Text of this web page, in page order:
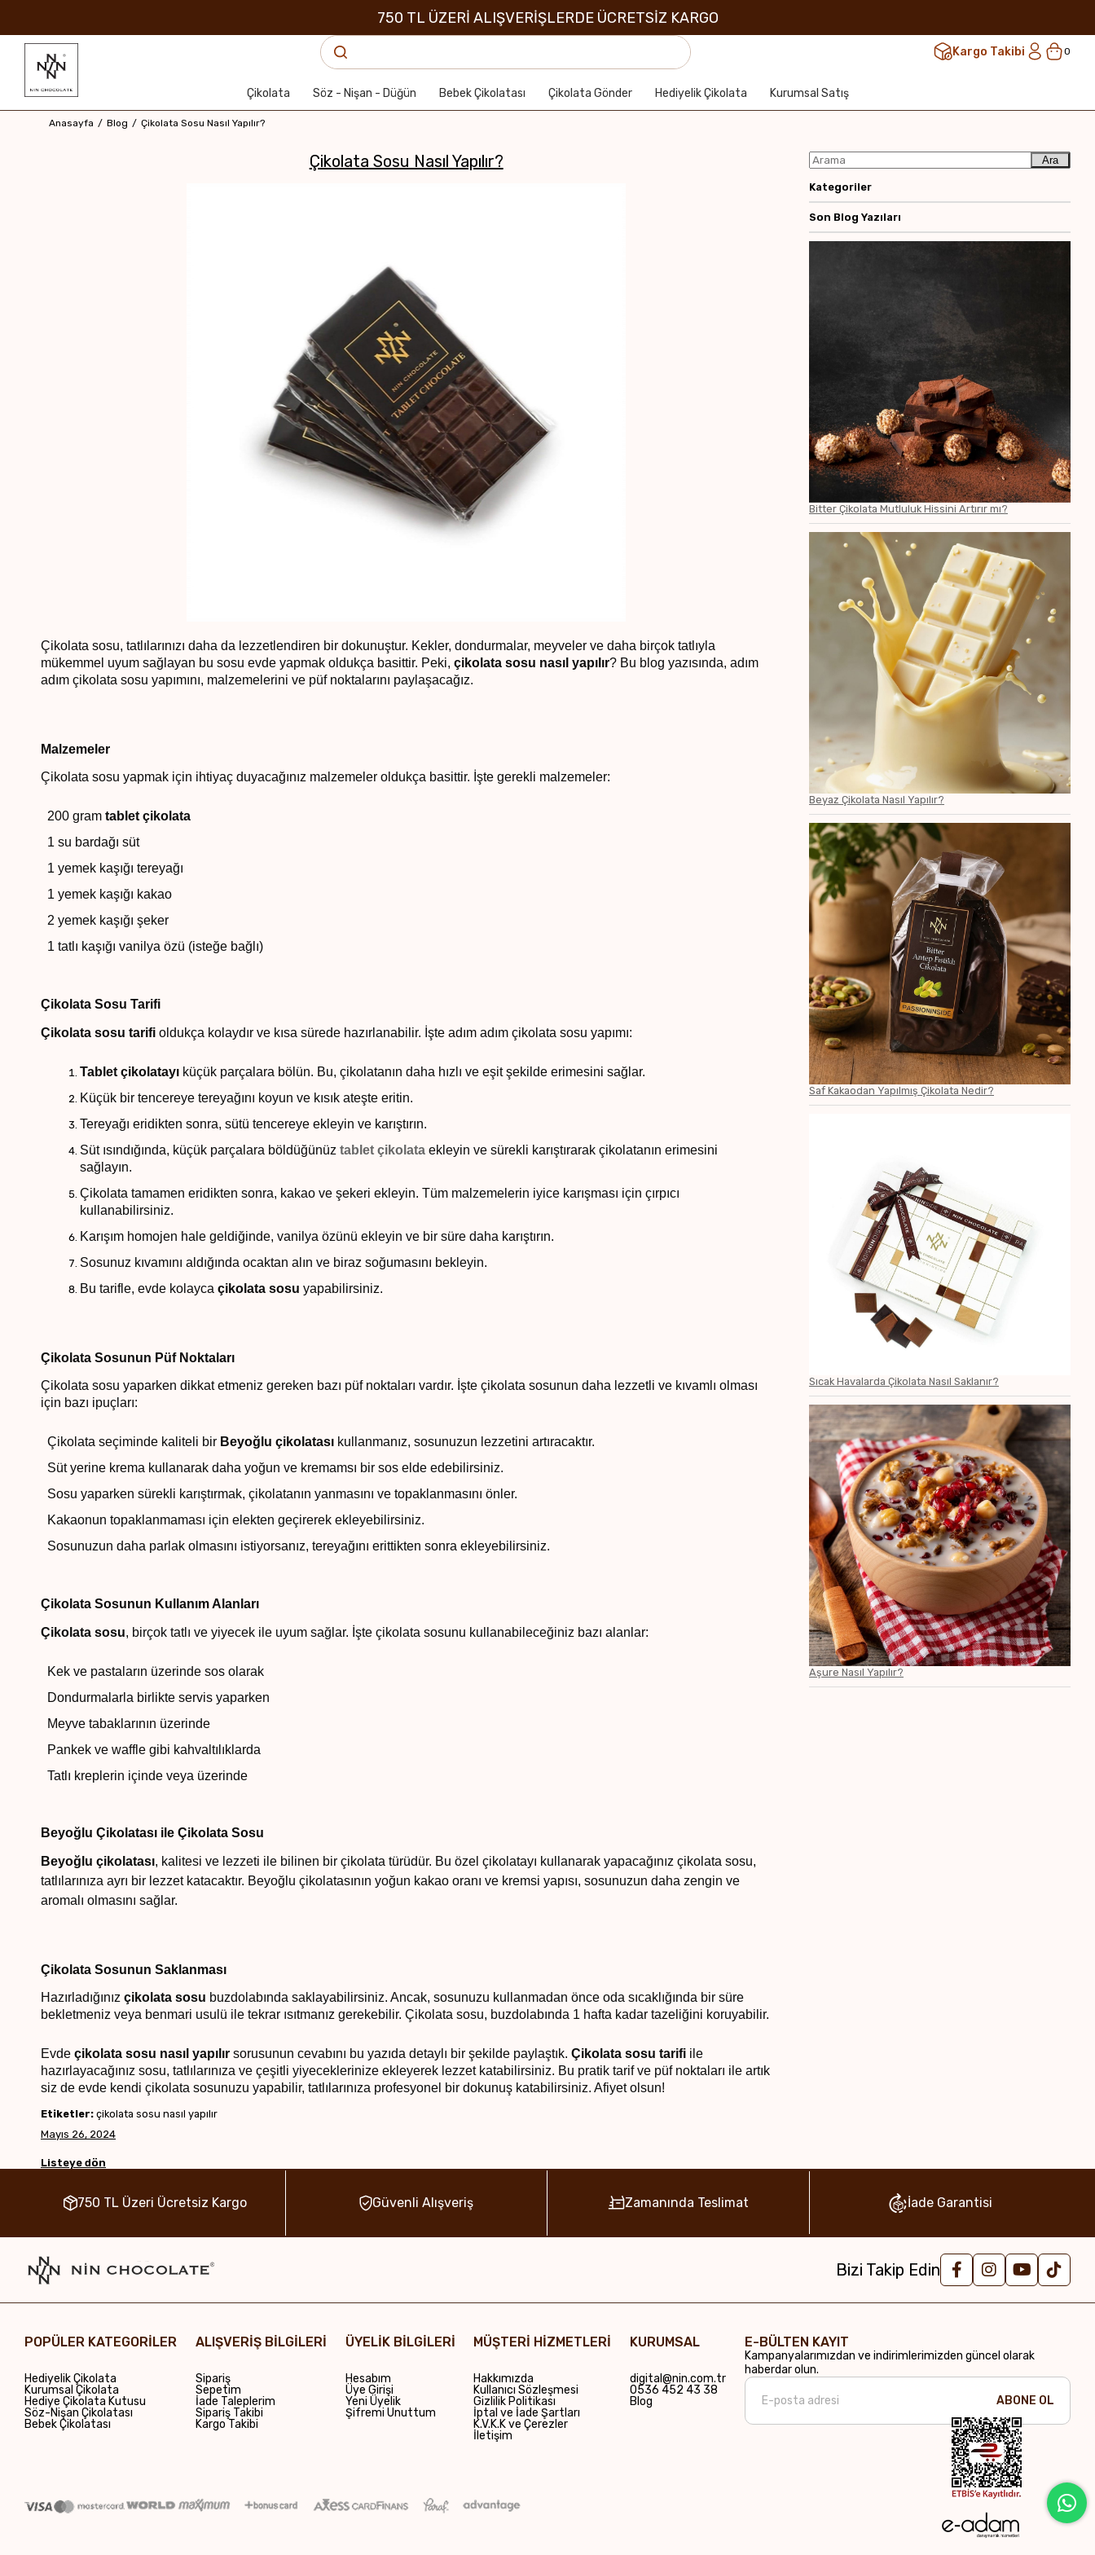
750 TL ÜZERİ ALIŞVERİŞLERDE ÜCRETSİZ KARGO
Kargo Takibi 0
Çikolata Söz - Nişan - Düğün Bebek Çikolatası Çikolata Gönder Hediyelik Çikolata Kurumsal Satış
Anasayfa Blog Çikolata Sosu Nasıl Yapılır?
Çikolata Sosu Nasıl Yapılır?
Çikolata sosu, tatlılarınızı daha da lezzetlendiren bir dokunuştur. Kekler, dondurmalar, meyveler ve daha birçok tatlıyla
mükemmel uyum sağlayan bu sosu evde yapmak oldukça basittir. Peki, çikolata sosu nasıl yapılır? Bu blog yazısında, adım
adım çikolata sosu yapımını, malzemelerini ve püf noktalarını paylaşacağız.
Malzemeler
Çikolata sosu yapmak için ihtiyaç duyacağınız malzemeler oldukça basittir. İşte gerekli malzemeler:
200 gram tablet çikolata
1 su bardağı süt
1 yemek kaşığı tereyağı
1 yemek kaşığı kakao
2 yemek kaşığı şeker
1 tatlı kaşığı vanilya özü (isteğe bağlı)
Çikolata Sosu Tarifi
Çikolata sosu tarifi oldukça kolaydır ve kısa sürede hazırlanabilir. İşte adım adım çikolata sosu yapımı:
Tablet çikolatayı küçük parçalara bölün. Bu, çikolatanın daha hızlı ve eşit şekilde erimesini sağlar.
Küçük bir tencereye tereyağını koyun ve kısık ateşte eritin.
Tereyağı eridikten sonra, sütü tencereye ekleyin ve karıştırın.
Süt ısındığında, küçük parçalara böldüğünüz tablet çikolata ekleyin ve sürekli karıştırarak çikolatanın erimesini
sağlayın.
Çikolata tamamen eridikten sonra, kakao ve şekeri ekleyin. Tüm malzemelerin iyice karışması için çırpıcı
kullanabilirsiniz.
Karışım homojen hale geldiğinde, vanilya özünü ekleyin ve bir süre daha karıştırın.
Sosunuz kıvamını aldığında ocaktan alın ve biraz soğumasını bekleyin.
Bu tarifle, evde kolayca çikolata sosu yapabilirsiniz.
Çikolata Sosunun Püf Noktaları
Çikolata sosu yaparken dikkat etmeniz gereken bazı püf noktaları vardır. İşte çikolata sosunun daha lezzetli ve kıvamlı olması
için bazı ipuçları:
Çikolata seçiminde kaliteli bir Beyoğlu çikolatası kullanmanız, sosunuzun lezzetini artıracaktır.
Süt yerine krema kullanarak daha yoğun ve kremamsı bir sos elde edebilirsiniz.
Sosu yaparken sürekli karıştırmak, çikolatanın yanmasını ve topaklanmasını önler.
Kakaonun topaklanmaması için elekten geçirerek ekleyebilirsiniz.
Sosunuzun daha parlak olmasını istiyorsanız, tereyağını erittikten sonra ekleyebilirsiniz.
Çikolata Sosunun Kullanım Alanları
Çikolata sosu, birçok tatlı ve yiyecek ile uyum sağlar. İşte çikolata sosunu kullanabileceğiniz bazı alanlar:
Kek ve pastaların üzerinde sos olarak
Dondurmalarla birlikte servis yaparken
Meyve tabaklarının üzerinde
Pankek ve waffle gibi kahvaltılıklarda
Tatlı kreplerin içinde veya üzerinde
Beyoğlu Çikolatası ile Çikolata Sosu
Beyoğlu çikolatası, kalitesi ve lezzeti ile bilinen bir çikolata türüdür. Bu özel çikolatayı kullanarak yapacağınız çikolata sosu,
tatlılarınıza ayrı bir lezzet katacaktır. Beyoğlu çikolatasının yoğun kakao oranı ve kremsi yapısı, sosunuzun daha zengin ve
aromalı olmasını sağlar.
Çikolata Sosunun Saklanması
Hazırladığınız çikolata sosu buzdolabında saklayabilirsiniz. Ancak, sosunuzu kullanmadan önce oda sıcaklığında bir süre
bekletmeniz veya benmari usulü ile tekrar ısıtmanız gerekebilir. Çikolata sosu, buzdolabında 1 hafta kadar tazeliğini koruyabilir.
Evde çikolata sosu nasıl yapılır sorusunun cevabını bu yazıda detaylı bir şekilde paylaştık. Çikolata sosu tarifi ile
hazırlayacağınız sosu, tatlılarınıza ve çeşitli yiyeceklerinize ekleyerek lezzet katabilirsiniz. Bu pratik tarif ve püf noktaları ile artık
siz de evde kendi çikolata sosunuzu yapabilir, tatlılarınıza profesyonel bir dokunuş katabilirsiniz. Afiyet olsun!
Etiketler: çikolata sosu nasıl yapılır
Mayıs 26, 2024
Listeye dön
Ara
Kategoriler
Son Blog Yazıları
Bitter Çikolata Mutluluk Hissini Artırır mı?
Beyaz Çikolata Nasıl Yapılır?
Saf Kakaodan Yapılmış Çikolata Nedir?
Sıcak Havalarda Çikolata Nasıl Saklanır?
Aşure Nasıl Yapılır?
750 TL Üzeri Ücretsiz Kargo Güvenli Alışveriş Zamanında Teslimat İade Garantisi
Bizi Takip Edin
POPÜLER KATEGORİLER
Hediyelik Çikolata
Kurumsal Çikolata
Hediye Çikolata Kutusu
Söz-Nişan Çikolatası
Bebek Çikolatası
ALIŞVERİŞ BİLGİLERİ
Sipariş
Sepetim
İade Taleplerim
Sipariş Takibi
Kargo Takibi
ÜYELİK BİLGİLERİ
Hesabım
Üye Girişi
Yeni Üyelik
Şifremi Unuttum
MÜŞTERİ HİZMETLERİ
Hakkımızda
Kullanıcı Sözleşmesi
Gizlilik Politikası
İptal ve İade Şartları
K.V.K.K ve Çerezler
İletişim
KURUMSAL
digital@nin.com.tr
0536 452 43 38
Blog
E-BÜLTEN KAYIT
Kampanyalarımızdan ve indirimlerimizden güncel olarak
haberdar olun.
ABONE OL